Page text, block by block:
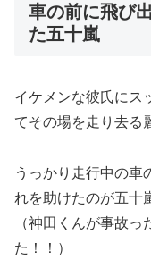
車の前に飛び
た五十嵐
イケメンな彼氏にス
てその場を走り去る
うっかり走行中の車
れを助けたのが五十
（神田くんが事故
た！！）